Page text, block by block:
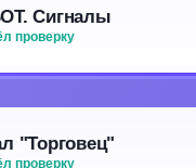
Сигналы
проверку
"Торговец"
проверку